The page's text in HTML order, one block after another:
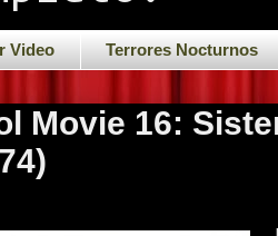
Video Terrores Nocturnos
Movie 16: